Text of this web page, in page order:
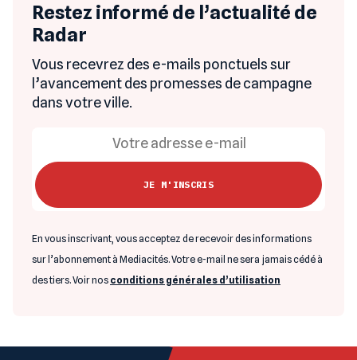
Restez informé de l’actualité de
Radar
Vous recevrez des e-mails ponctuels sur
l’avancement des promesses de campagne
dans votre ville.
En vous inscrivant, vous acceptez de recevoir des informations
sur l’abonnement à Mediacités. Votre e-mail ne sera jamais cédé à
des tiers. Voir nos conditions générales d’utilisation